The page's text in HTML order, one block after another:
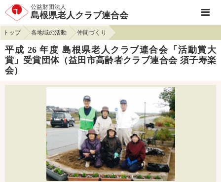
公益財団法人
島根県老人クラブ連合会
トップ 各地域の活動 仲間づくり
平成 26 年度 島根県老人クラブ連合会「活動賞大
賞」受賞団体（益田市高齢者クラブ連合会 須子寿楽
会）